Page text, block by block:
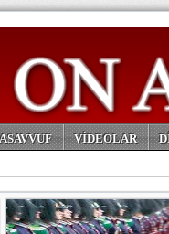
VİDEOLAR